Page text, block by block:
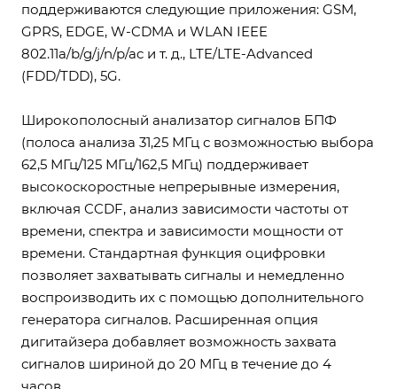
поддерживаются следующие приложения: GSM,
GPRS, EDGE, W-CDMA и WLAN IEEE
802.11a/b/g/j/n/p/ac и т. д., LTE/LTE-Advanced
(FDD/TDD), 5G.
Широкополосный анализатор сигналов БПФ
(полоса анализа 31,25 МГц с возможностью выбора
62,5 МГц/125 МГц/162,5 МГц) поддерживает
высокоскоростные непрерывные измерения,
включая CCDF, анализ зависимости частоты от
времени, спектра и зависимости мощности от
времени. Стандартная функция оцифровки
позволяет захватывать сигналы и немедленно
воспроизводить их с помощью дополнительного
генератора сигналов. Расширенная опция
дигитайзера добавляет возможность захвата
сигналов шириной до 20 МГц в течение до 4